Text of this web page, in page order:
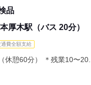
品
厚木駅（バス 20分）
通費全額支給
休憩60分） ＊残業10〜20...